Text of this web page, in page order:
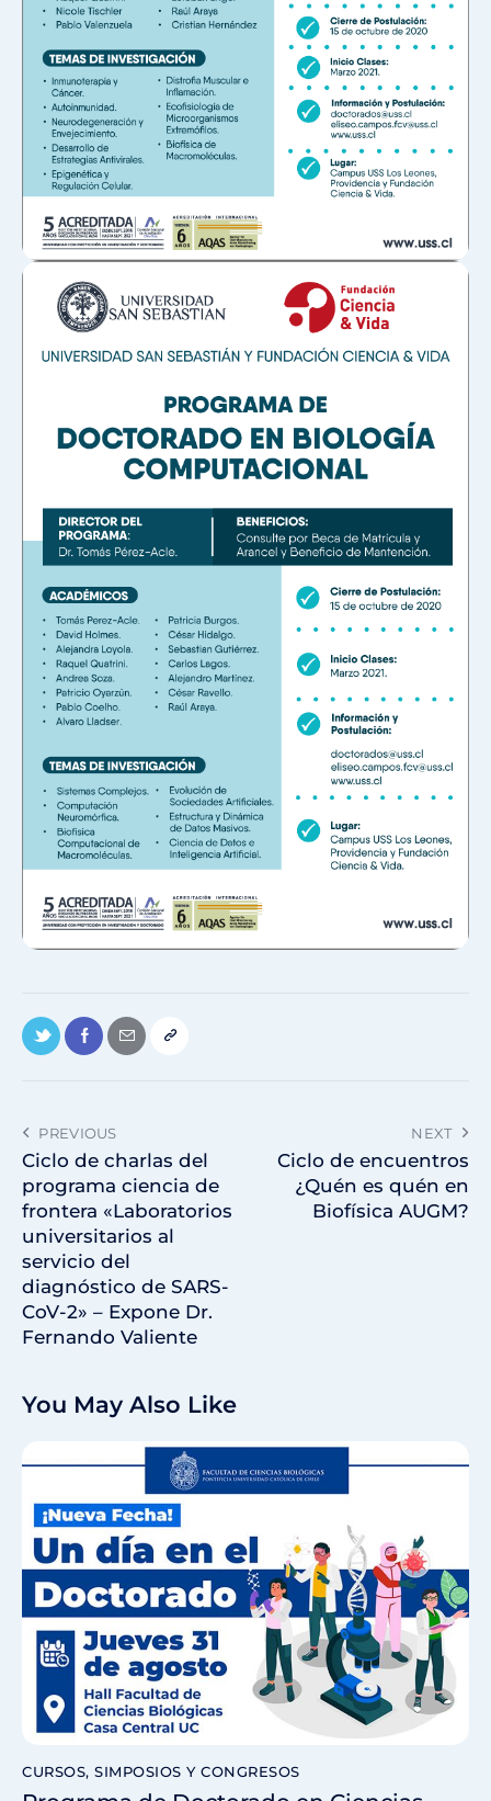
PREVIOUS
Ciclo de charlas del
programa ciencia de
frontera «Laboratorios
universitarios al
servicio del
diagnóstico de SARS-
CoV-2» – Expone Dr.
Fernando Valiente
NEXT
Ciclo de encuentros
¿Quén es quén en
Biofísica AUGM?
You May Also Like
CURSOS, SIMPOSIOS Y CONGRESOS